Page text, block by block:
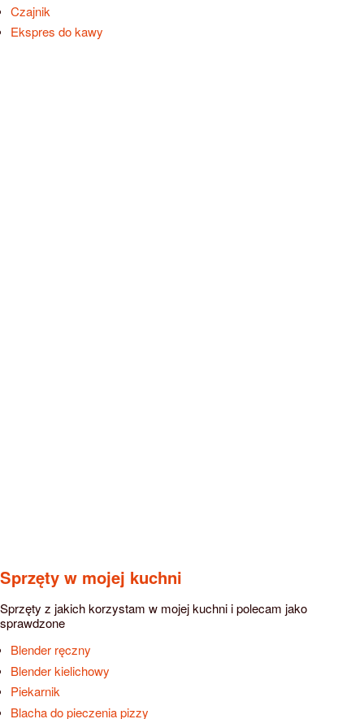
Czajnik
Ekspres do kawy
Sprzęty w mojej kuchni
Sprzęty z jakich korzystam w mojej kuchni i polecam jako
sprawdzone
Blender ręczny
Blender kielichowy
Piekarnik
Blacha do pieczenia pizzy